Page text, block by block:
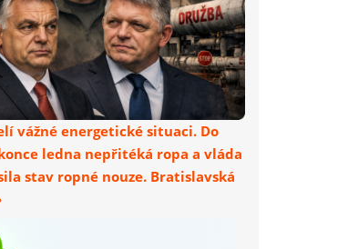
vážné energetické situaci. Do
ledna nepřitéká ropa a vláda
stav ropné nouze. Bratislavská